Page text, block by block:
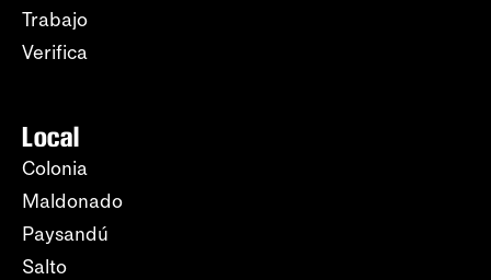
Trabajo
Verifica
Local
Colonia
Maldonado
Paysandú
Salto